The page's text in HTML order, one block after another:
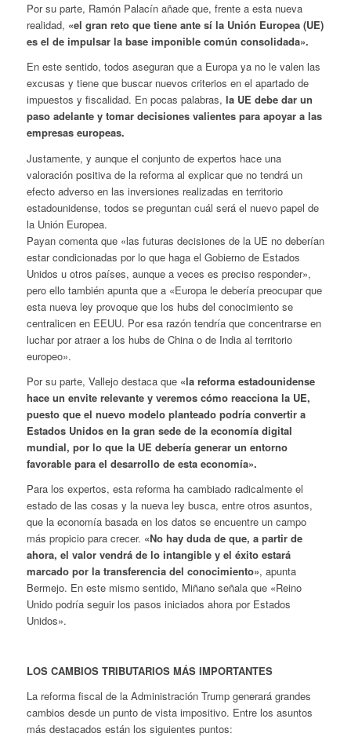
Por su parte, Ramón Palacín añade que, frente a esta nueva
realidad, «el gran reto que tiene ante sí la Unión Europea (UE)
es el de impulsar la base imponible común consolidada».
En este sentido, todos aseguran que a Europa ya no le valen las
excusas y tiene que buscar nuevos criterios en el apartado de
impuestos y fiscalidad. En pocas palabras, la UE debe dar un
paso adelante y tomar decisiones valientes para apoyar a las
empresas europeas.
Justamente, y aunque el conjunto de expertos hace una
valoración positiva de la reforma al explicar que no tendrá un
efecto adverso en las inversiones realizadas en territorio
estadounidense, todos se preguntan cuál será el nuevo papel de
la Unión Europea.
Payan comenta que «las futuras decisiones de la UE no deberían
estar condicionadas por lo que haga el Gobierno de Estados
Unidos u otros países, aunque a veces es preciso responder»,
pero ello también apunta que a «Europa le debería preocupar que
esta nueva ley provoque que los hubs del conocimiento se
centralicen en EEUU. Por esa razón tendría que concentrarse en
luchar por atraer a los hubs de China o de India al territorio
europeo».
Por su parte, Vallejo destaca que «la reforma estadounidense
hace un envite relevante y veremos cómo reacciona la UE,
puesto que el nuevo modelo planteado podría convertir a
Estados Unidos en la gran sede de la economía digital
mundial, por lo que la UE debería generar un entorno
favorable para el desarrollo de esta economía».
Para los expertos, esta reforma ha cambiado radicalmente el
estado de las cosas y la nueva ley busca, entre otros asuntos,
que la economía basada en los datos se encuentre un campo
más propicio para crecer. «No hay duda de que, a partir de
ahora, el valor vendrá de lo intangible y el éxito estará
marcado por la transferencia del conocimiento», apunta
Bermejo. En este mismo sentido, Miñano señala que «Reino
Unido podría seguir los pasos iniciados ahora por Estados
Unidos».
LOS CAMBIOS TRIBUTARIOS MÁS IMPORTANTES
La reforma fiscal de la Administración Trump generará grandes
cambios desde un punto de vista impositivo. Entre los asuntos
más destacados están los siguientes puntos: